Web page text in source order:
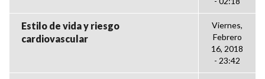
Estilo de vida y riesgo
cardiovascular
Viernes,
Febrero
16, 2018
- 23:42